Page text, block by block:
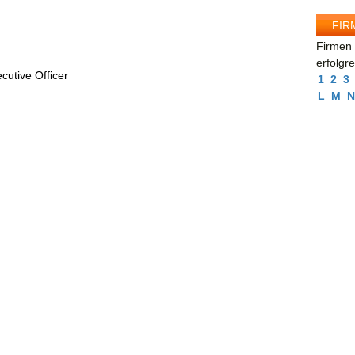
Officer
Firmen
1 2 3
L
M N